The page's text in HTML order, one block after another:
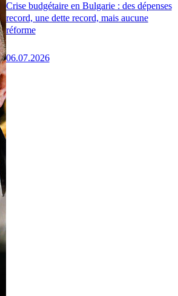
Crise budgétaire en Bulgarie : des dépenses
record, une dette record, mais aucune
réforme
06.07.2026